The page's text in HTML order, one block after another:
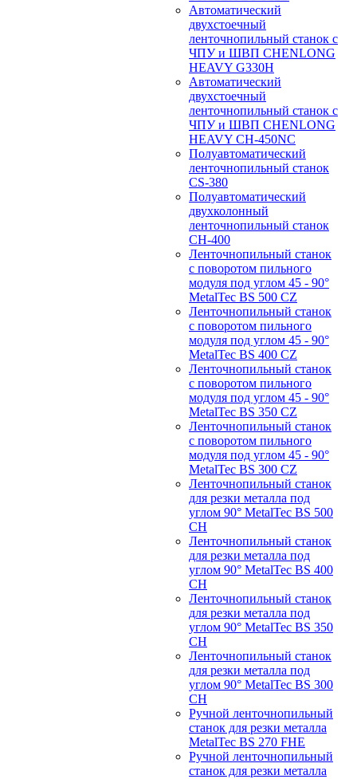
Автоматический
двухстоечный
ленточнопильный станок с
ЧПУ и ШВП CHENLONG
HEAVY G330H
Автоматический
двухстоечный
ленточнопильный станок с
ЧПУ и ШВП CHENLONG
HEAVY CH-450NC
Полуавтоматический
ленточнопильный станок
CS-380
Полуавтоматический
двухколонный
ленточнопильный станок
CH-400
Ленточнопильный станок
c поворотом пильного
модуля под углом 45 - 90°
MetalTec BS 500 CZ
Ленточнопильный станок
c поворотом пильного
модуля под углом 45 - 90°
MetalTec BS 400 CZ
Ленточнопильный станок
c поворотом пильного
модуля под углом 45 - 90°
MetalTec BS 350 CZ
Ленточнопильный станок
c поворотом пильного
модуля под углом 45 - 90°
MetalTec BS 300 CZ
Ленточнопильный станок
для резки металла под
углом 90° MetalTec BS 500
CH
Ленточнопильный станок
для резки металла под
углом 90° MetalTec BS 400
CH
Ленточнопильный станок
для резки металла под
углом 90° MetalTec BS 350
CH
Ленточнопильный станок
для резки металла под
углом 90° MetalTec BS 300
CH
Ручной ленточнопильный
станок для резки металла
MetalTec BS 270 FHE
Ручной ленточнопильный
станок для резки металла